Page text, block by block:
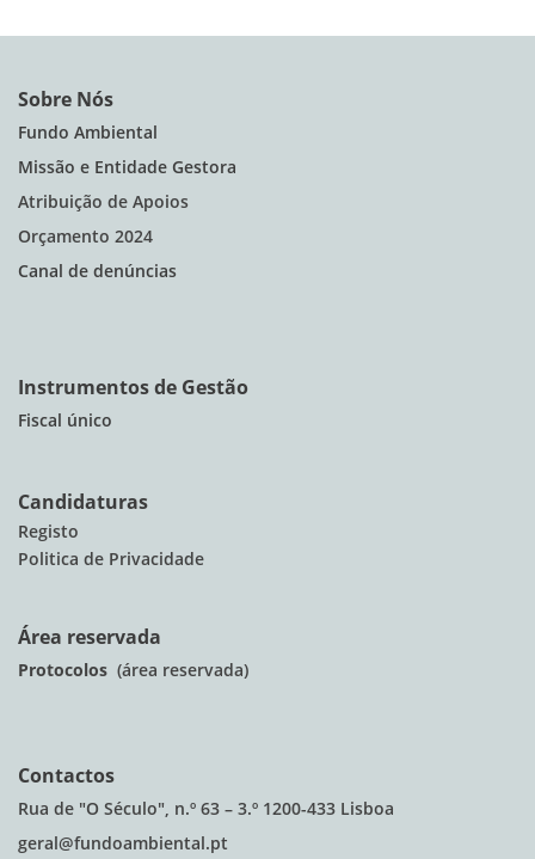
Sobre Nós
Fundo Ambiental
Missão e Entidade Gestora
Atribuição de Apoios
Orçamento 2024
Canal de denúncias
Instrumentos de Gestão
Fiscal único
Candidaturas
Registo
Politica de Privacidade
Área reservada
Protocolos (área reservada)
Contactos
Rua de "O Século", n.º 63 – 3.º 1200-433 Lisboa
geral@fundoambiental.pt